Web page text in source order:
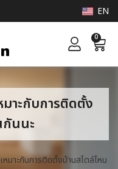
EN
0
มาะกับการติดตั้ง
กันนะ
หมาะกับการติดตั้งบ้านสไตล์ไหน